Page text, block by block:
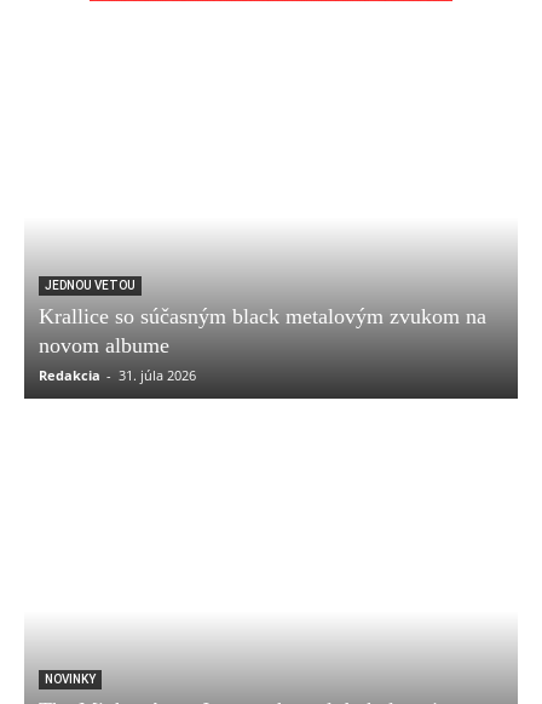
JEDNOU VETOU
Krallice so súčasným black metalovým zvukom na
novom albume
Redakcia - 31. júla 2026
NOVINKY